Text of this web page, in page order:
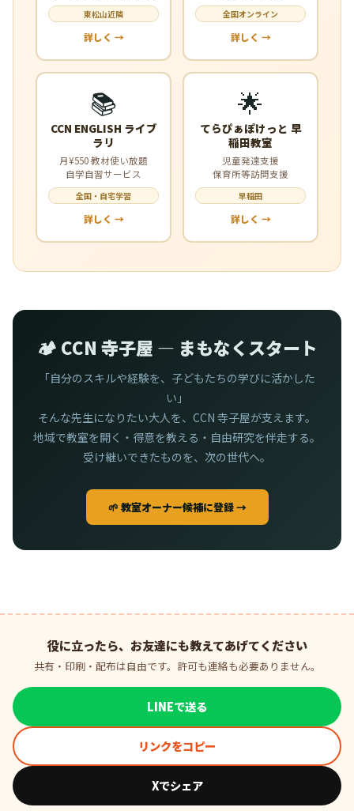
東松山近隣
詳しく →
全国オンライン
詳しく →
📚
CCN ENGLISH ライブ
ラリ
月¥550 教材使い放題
自学自習サービス
全国・自宅学習
詳しく →
🌟
てらぴぁぽけっと 早
稲田教室
児童発達支援
保育所等訪問支援
早稲田
詳しく →
🏕️ CCN 寺子屋 — まもなくスタート
「自分のスキルや経験を、子どもたちの学びに活かした
い」
そんな先生になりたい大人を、CCN 寺子屋が支えます。
地域で教室を開く・得意を教える・自由研究を伴走する。
受け継いできたものを、次の世代へ。
🌱 教室オーナー候補に登録 →
役に立ったら、お友達にも教えてあげてください
共有・印刷・配布は自由です。許可も連絡も必要ありません。
LINEで送る
リンクをコピー
Xでシェア